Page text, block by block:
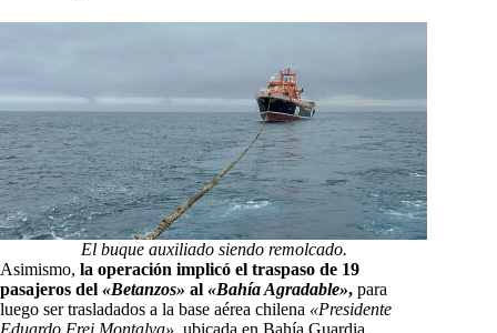
El buque auxiliado siendo remolcado.
Asimismo, la operación implicó el traspaso de 19
pasajeros del «Betanzos» al «Bahía Agradable», para
luego ser trasladados a la base aérea chilena «Presidente
Eduardo Frei Montalva», ubicada en Bahía Guardia